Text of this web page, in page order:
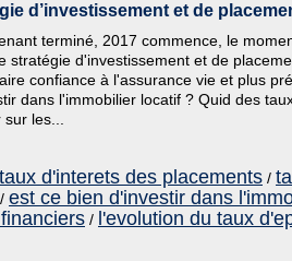
d’investissement et de
terminé, 2017 commence, le
stratégie d'investissement et de
confiance à l'assurance vie et plus
dans l'immobilier locatif ? Quid des
les...
taux d'interets des placements /
/ est ce bien d'investir dans
/ l'evolution du taux